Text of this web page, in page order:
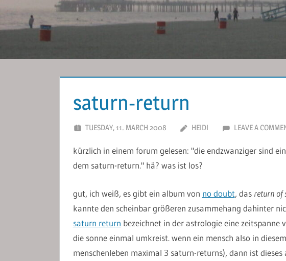
saturn-return
TUESDAY, 11. MARCH 2008 HEIDI LEAVE A
kürzlich in einem forum gelesen: "die endzwanziger sind
dem saturn-return." hä? was ist los?
gut, ich weiß, es gibt ein album von no doubt, das return of
kannte den scheinbar größeren zusammehang dahinter
saturn return bezeichnet in der astrologie eine zeitspanne
die sonne einmal umkreist. wenn ein mensch also in
menschenleben maximal 3 saturn-returns), dann ist